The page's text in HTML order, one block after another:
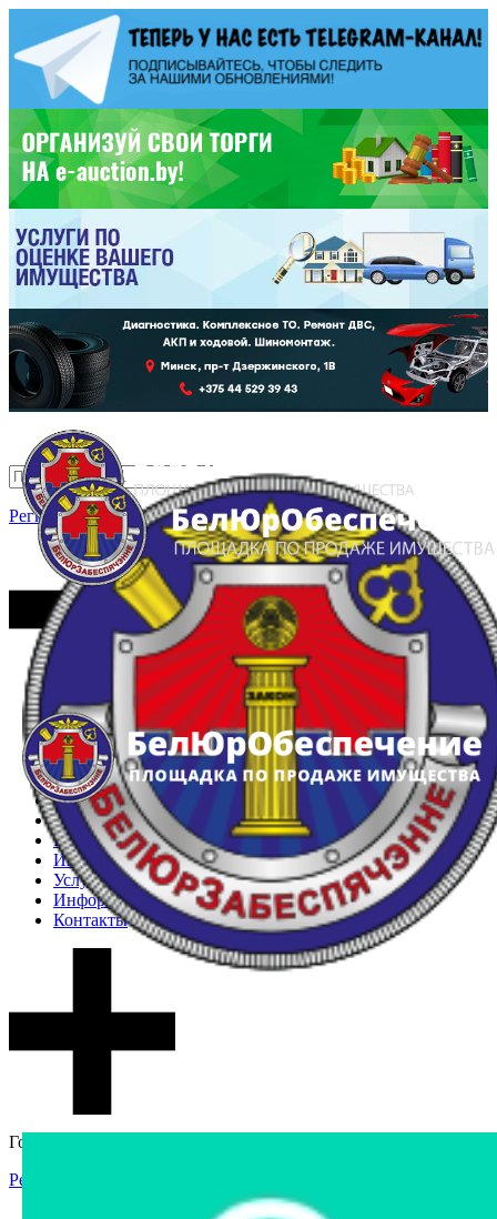
Регистрация Вход
Главная
Арестованное имущество
Реестр несостоявшихся торгов
Реестр переоценок
Частное имущество
Государственное имущество
Интернет-магазин
Интернет-витрина
Услуги
Информация
Контакты
Гостевой доступ
Регистрация